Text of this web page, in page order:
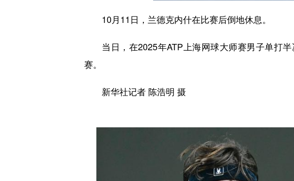
10月11日，兰德克内什在比赛后倒地休息。
当日，在2025年ATP上海网球大师赛男子单打半
赛。
新华社记者 陈浩明 摄